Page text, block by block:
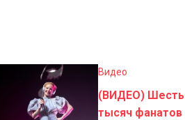
Видео
(ВИДЕО) Шесть
тысяч фанатов